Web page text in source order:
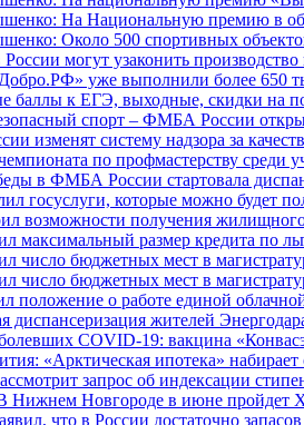
На Национальную премию в
Около 500 спортивных
могут узаконить
уже выполнили более 650
баллы к ЕГЭ, выходные, скидки на
спорт – ФМБА России
изменят систему надзора за
по профмастерству
в ФМБА России стартовала
госуслуги, которые можно будет
возможности получения
максимальный размер кредита по
число бюджетных мест в
число бюджетных мест в
положение о работе единой
жителей
COVID-19: вакцина
«Арктическая ипотека»
запрос об индексации
Нижнем Новгороде в июне пройдет
что в России достаточно